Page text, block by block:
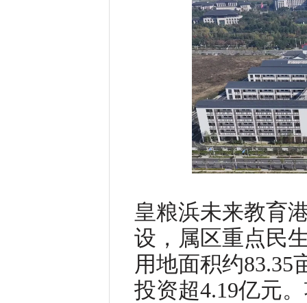
皇粮浜未来教育
设，属区重点民
用地面积约83.35
投资超4.19亿元